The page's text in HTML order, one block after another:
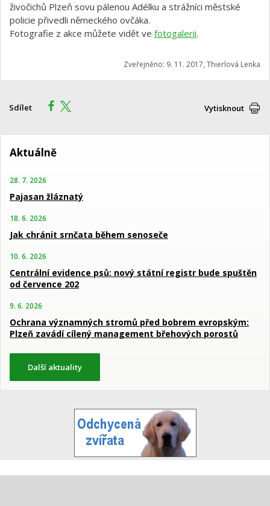
živočichů Plzeň sovu pálenou Adélku a strážníci městské
policie přivedli německého ovčáka.
Fotografie z akce můžete vidět ve fotogalerii.
Zveřejněno: 9. 11. 2017, Thierlová Lenka
Sdílet Vytisknout
Aktuálně
28. 7. 2026
Pajasan žláznatý
18. 6. 2026
Jak chránit srnčata během senoseče
10. 6. 2026
Centrální evidence psů: nový státní registr bude spuštěn
od července 202
9. 6. 2026
Ochrana významných stromů před bobrem evropským:
Plzeň zavádí cílený management břehových porostů
Další aktuality